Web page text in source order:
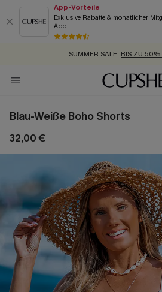
App-Vorteile
Exklusive Rabatte & monatlicher
App
GRATIS MASSBAND MIT JEDEM
SUMMER SALE: BIS ZU 50%
ZUM NEWSLETTER:BIS ZU -20%
KOSTENLOSER VERSAND
Blau-Weiße Boho Shorts
32,00 €